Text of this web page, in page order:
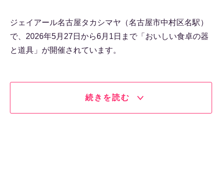
ジェイアール名古屋タカシマヤ（名古屋市中村区名駅）
で、2026年5月27日から6月1日まで「おいしい食卓の器
と道具」が開催されています。
続きを読む